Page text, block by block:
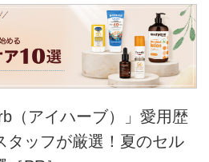
（アイハーブ）」愛用歴
タッフが厳選！夏のセル